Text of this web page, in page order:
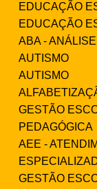
EDUCAÇÃO
EDUCAÇÃO
ABA -
AUTISMO
AUTISMO
GESTÃO
PEDAGÓGICA
AEE -
GESTÃO